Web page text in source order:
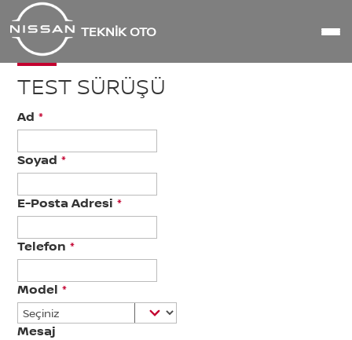
TEKNİK OTO
TEST SÜRÜŞÜ
Ad *
Soyad *
E-Posta Adresi *
Telefon *
Model *
Mesaj